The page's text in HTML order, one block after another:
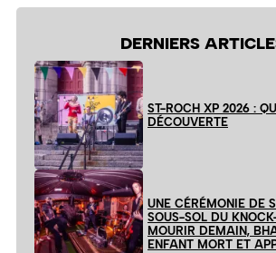
DERNIERS
ST-ROCH XP 2026 :
DÉCOUVERTE
UNE CÉRÉMONIE DE
SOUS-SOL DU
MOURIR DEMAIN,
ENFANT MORT ET